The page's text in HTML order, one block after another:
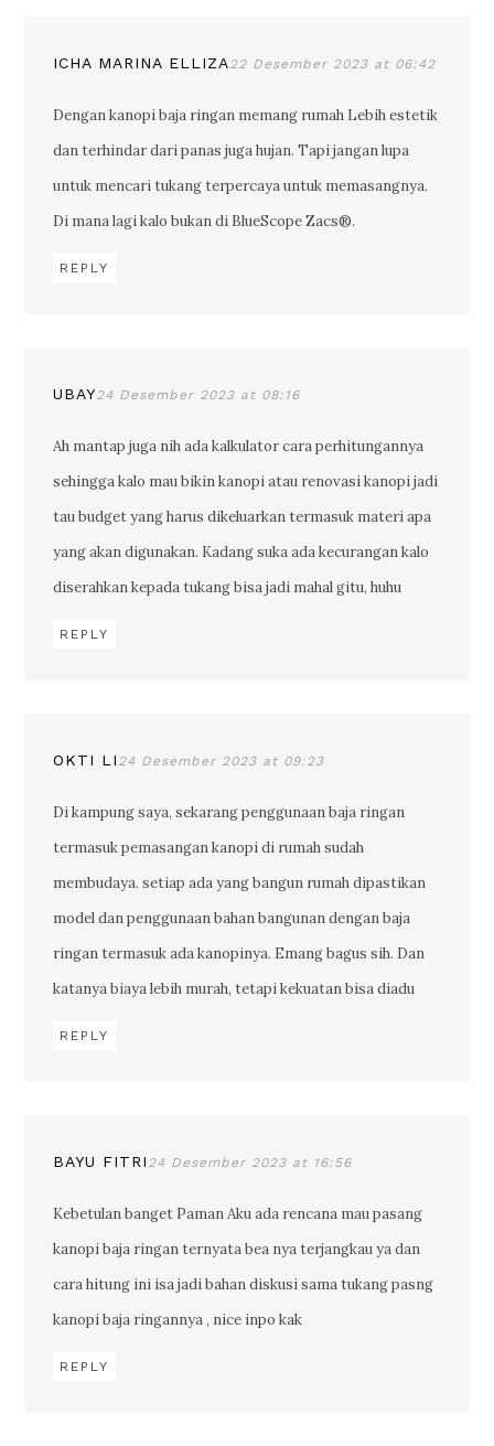
ICHA MARINA ELLIZA22 Desember 2023 at 06:42
Dengan kanopi baja ringan memang rumah Lebih estetik
dan terhindar dari panas juga hujan. Tapi jangan lupa
untuk mencari tukang terpercaya untuk memasangnya.
Di mana lagi kalo bukan di BlueScope Zacs®.
REPLY
UBAY24 Desember 2023 at 08:16
Ah mantap juga nih ada kalkulator cara perhitungannya
sehingga kalo mau bikin kanopi atau renovasi kanopi jadi
tau budget yang harus dikeluarkan termasuk materi apa
yang akan digunakan. Kadang suka ada kecurangan kalo
diserahkan kepada tukang bisa jadi mahal gitu, huhu
REPLY
OKTI LI 24 Desember 2023 at 09:23
Di kampung saya, sekarang penggunaan baja ringan
termasuk pemasangan kanopi di rumah sudah
membudaya. setiap ada yang bangun rumah dipastikan
model dan penggunaan bahan bangunan dengan baja
ringan termasuk ada kanopinya. Emang bagus sih. Dan
katanya biaya lebih murah, tetapi kekuatan bisa diadu
REPLY
BAYU FITRI 24 Desember 2023 at 16:56
Kebetulan banget Paman Aku ada rencana mau pasang
kanopi baja ringan ternyata bea nya terjangkau ya dan
cara hitung ini isa jadi bahan diskusi sama tukang pasng
kanopi baja ringannya , nice inpo kak
REPLY